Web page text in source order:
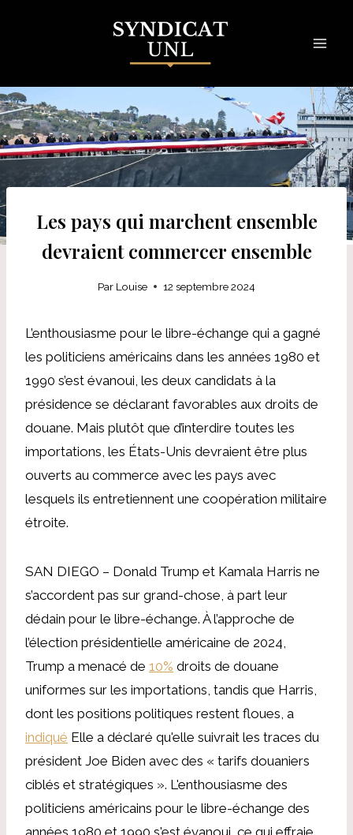
Les pays qui marchent ensemble
devraient commercer ensemble
Par Louise 12 septembre 2024
L’enthousiasme pour le libre-échange qui a gagné
les politiciens américains dans les années 1980 et
1990 s’est évanoui, les deux candidats à la
présidence se déclarant favorables aux droits de
douane. Mais plutôt que d’interdire toutes les
importations, les États-Unis devraient être plus
ouverts au commerce avec les pays avec
lesquels ils entretiennent une coopération militaire
étroite.
SAN DIEGO – Donald Trump et Kamala Harris ne
s’accordent pas sur grand-chose, à part leur
dédain pour le libre-échange. À l’approche de
l’élection présidentielle américaine de 2024,
Trump a menacé de 10% droits de douane
uniformes sur les importations, tandis que Harris,
dont les positions politiques restent floues, a
indiqué Elle a déclaré qu'elle suivrait les traces du
président Joe Biden avec des « tarifs douaniers
ciblés et stratégiques ». L'enthousiasme des
politiciens américains pour le libre-échange des
années 1980 et 1990 s'est évanoui, ce qui effraie